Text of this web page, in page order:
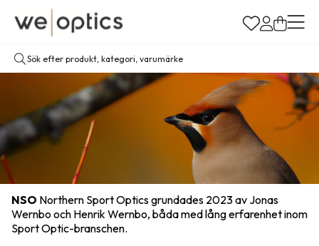
NSO Northern Sport Optics grundades 2023 av Jonas
Wernbo och Henrik Wernbo, båda med lång erfarenhet inom
Sport Optic-branschen.